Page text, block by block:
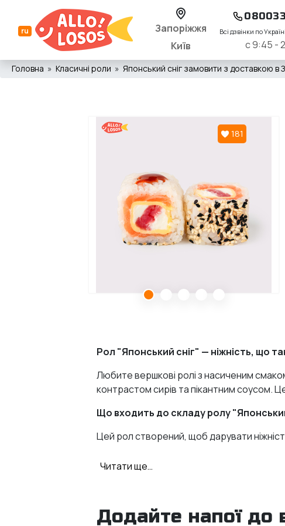
ru
Запоріжжя
Київ
Всі дзвінки по
с 9:45 -
Головна Класичні роли Японський сніг замовити з доставкою в
181
Рол "Японський сніг" — ніжність, що
Любите вершкові ролі з насиченим
контрастом сирів та пікантним соусом.
Що входить до складу ролу
Цей рол створений, щоб дарувати
Сир "Філадельфія" та "Чедер"
Читати ще…
Додайте напої до